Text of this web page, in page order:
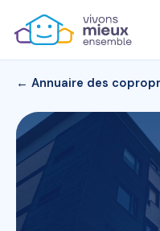
← Annuaire des